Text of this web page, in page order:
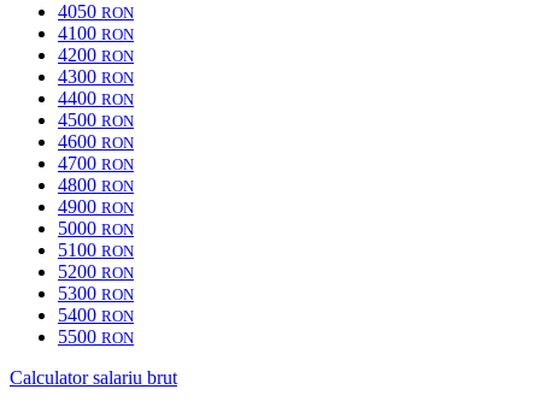
4050 RON
4100 RON
4200 RON
4300 RON
4400 RON
4500 RON
4600 RON
4700 RON
4800 RON
4900 RON
5000 RON
5100 RON
5200 RON
5300 RON
5400 RON
5500 RON
Calculator salariu brut